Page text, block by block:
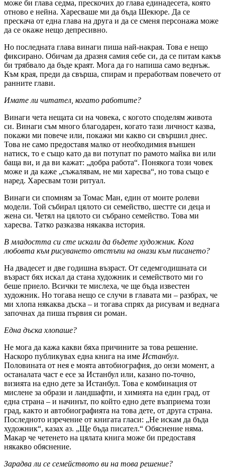
може би глава седма, прескочих до глава единадесета, която
отново е нейна. Харесваше ми да бъда Шекюре. Да се
прескача от една глава на друга и да се сменя персонажа може
да се окаже нещо депресивно.
Но последната глава винаги пиша най-накрая. Това е нещо
фиксирано. Обичам да дразня самия себе си, да се питам какъв
би трябвало да бъде краят. Мога да го напиша само веднъж.
Към края, преди да свърша, спирам и преработвам повечето от
ранните глави.
Имате ли читател, когато работите?
Винаги чета нещата си на човека, с когото споделям живота
си. Винаги съм много благодарен, когато тази личност казва,
покажи ми повече или, покажи ми какво си свършил днес.
Това не само предоставя малко от необходимия външен
натиск, то е също като да ви потупат по рамото майка ви или
баща ви, и да ви кажат: „добра работа“. Понякога този човек
може и да каже „съжалявам, не ми харесва“, но това също е
наред. Харесвам този ритуал.
Винаги си спомням за Томас Ман, един от моите ролеви
модели. Той събирал цялото си семейство, шестте си деца и
жена си. Четял на цялото си събрано семейство. Това ми
харесва. Татко разказва някаква история.
В младостта си сте искали да бъдете художник. Кога
любовта към рисуването отстъпи на онази към писането?
На двадесет и две годишна възраст. От седемгодишната си
възраст бях искал да стана художник и семейството ми го
беше приело. Всички те мислеха, че ще бъда известен
художник. Но тогава нещо се случи в главата ми – разбрах, че
ми хлопа някаква дъска – и тогава спрях да рисувам и веднага
започнах да пиша първия си роман.
Една дъска хлопаше?
Не мога да кажа какви бяха причините за това решение.
Наскоро публикувах една книга на име Истанбул.
Половината от нея е моята автобиография, до онзи момент, а
останалата част е есе за Истанбул или, казано по-точно,
визията на едно дете за Истанбул. Това е комбинация от
мислене за образи и ландшафти, и химията на един град, от
една страна – и начинът, по който едно дете възприема този
град, както и автобиографията на това дете, от друга страна.
Последното изречение от книгата гласи: „Не искам да бъда
художник“, казах аз. „Ще бъда писател.“ Обяснение няма.
Макар че четенето на цялата книга може би предоставя
някакво обяснение.
Зарадва ли се семейството ви на това решение?